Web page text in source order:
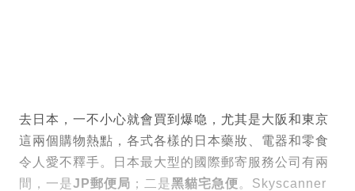
去日本，一不小心就會買到爆喼，尤其是大阪和東京
這兩個購物熱點，各式各樣的日本藥妝、電器和零食
令人愛不釋手。日本最大型的國際郵寄服務公司有兩
間，一是JP郵便局 ；二是黑貓宅急便。Skyscanner